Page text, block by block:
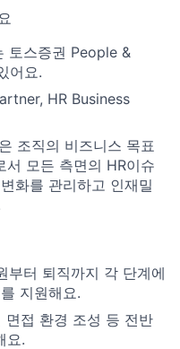
토스증권 People &
어요.
HR Business
조직의 비즈니스 목표
서 모든 측면의 HR이슈
화를 관리하고 인재밀
터 퇴직까지 각 단계에
지원해요.
면접 환경 조성 등 전반
요.